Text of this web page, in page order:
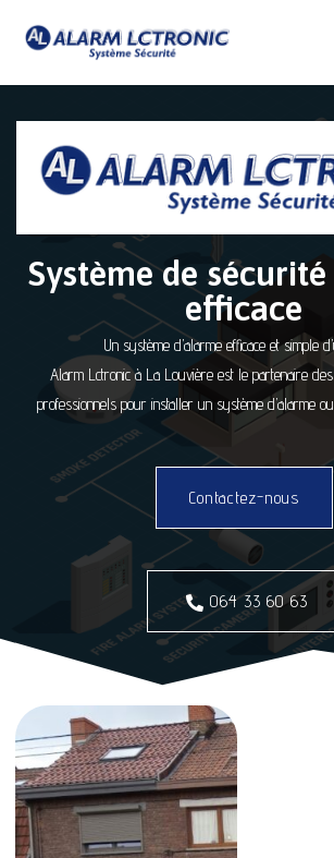
Système de
efficace
Un système d’alarme efficace et simple
Alarm Lctronic à La Louvière est le partenaire
professionnels pour installer un système d’alarme
Contactez-nous
064 33 60 63